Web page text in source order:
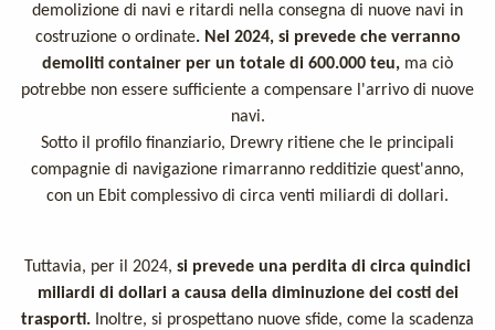
demolizione di navi e ritardi nella consegna di nuove navi in
costruzione o ordinate. Nel 2024, si prevede che verranno
demoliti container per un totale di 600.000 teu, ma ciò
potrebbe non essere sufficiente a compensare l'arrivo di nuove
navi.
Sotto il profilo finanziario, Drewry ritiene che le principali
compagnie di navigazione rimarranno redditizie quest'anno,
con un Ebit complessivo di circa venti miliardi di dollari.
Tuttavia, per il 2024, si prevede una perdita di circa quindici
miliardi di dollari a causa della diminuzione dei costi dei
trasporti. Inoltre, si prospettano nuove sfide, come la scadenza